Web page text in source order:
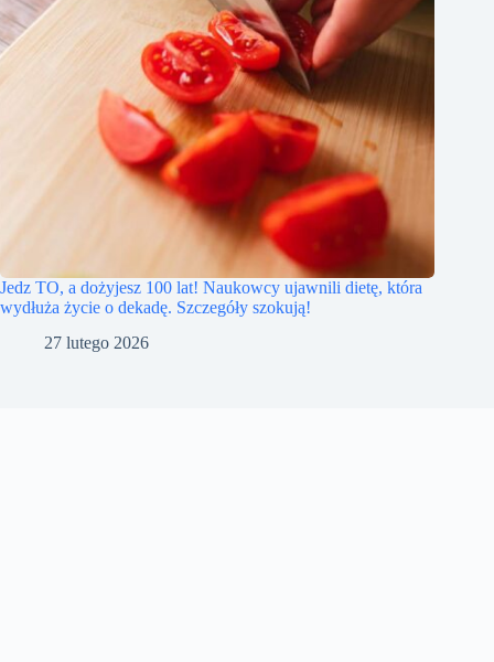
Jedz TO, a dożyjesz 100 lat! Naukowcy ujawnili dietę, która
wydłuża życie o dekadę. Szczegóły szokują!
27 lutego 2026